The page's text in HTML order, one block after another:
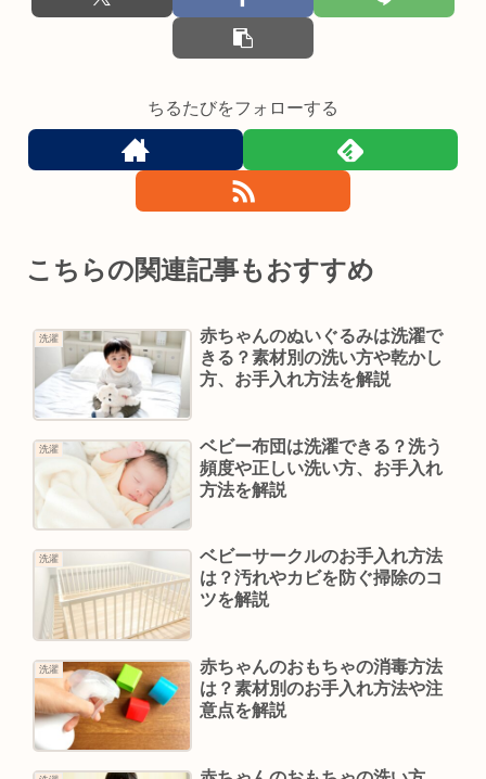
ちるたびをフォローする
こちらの関連記事もおすすめ
洗濯
赤ちゃんのぬいぐるみは洗濯で
きる？素材別の洗い方や乾かし
方、お手入れ方法を解説
洗濯
ベビー布団は洗濯できる？洗う
頻度や正しい洗い方、お手入れ
方法を解説
洗濯
ベビーサークルのお手入れ方法
は？汚れやカビを防ぐ掃除のコ
ツを解説
洗濯
赤ちゃんのおもちゃの消毒方法
は？素材別のお手入れ方法や注
意点を解説